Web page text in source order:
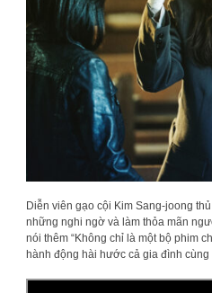
Diễn viên gạo cội Kim Sang-joong
những nghi ngờ và làm thỏa mãn
nói thêm “Không chỉ là một bộ phim
hành động hài hước cả gia đình cùng